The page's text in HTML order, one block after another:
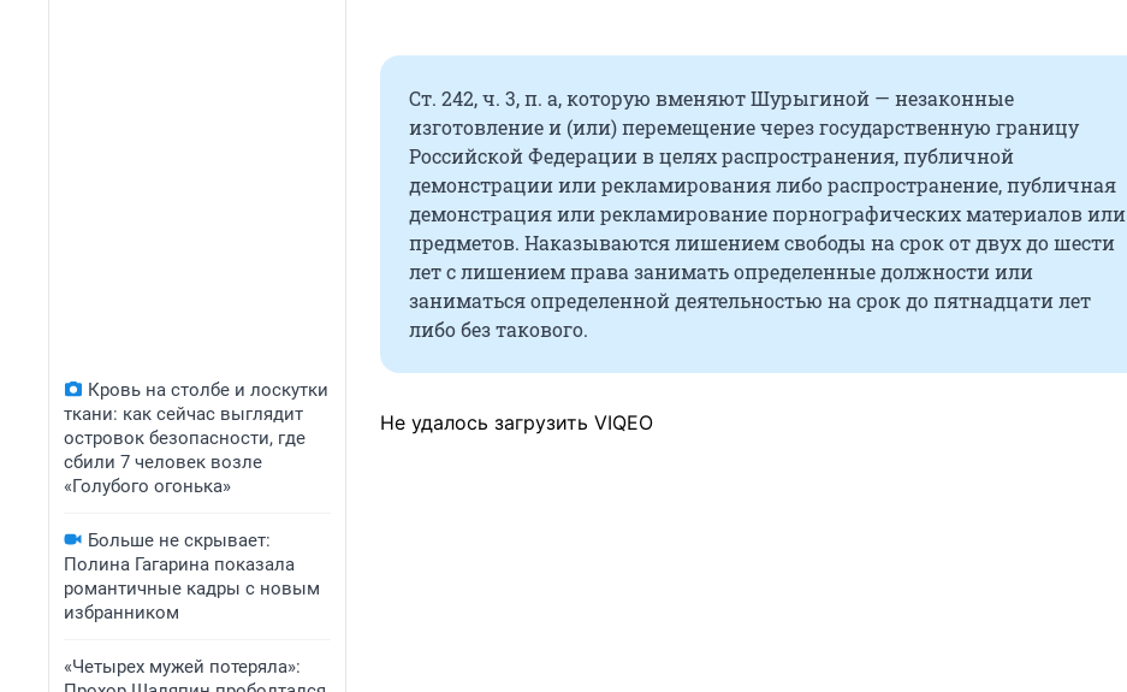
Кровь на столбе и лоскутки
ткани: как сейчас выглядит
островок безопасности, где
сбили 7 человек возле
«Голубого огонька»
Больше не скрывает:
Полина Гагарина показала
романтичные кадры с новым
избранником
«Четырех мужей потеряла»:
Ст. 242, ч. 3, п. а, которую вменяют Шурыгиной — незаконные
изготовление и (или) перемещение через государственную границу
Российской Федерации в целях распространения, публичной
демонстрации или рекламирования либо распространение, публичная
демонстрация или рекламирование порнографических материалов или
предметов. Наказываются лишением свободы на срок от двух до шести
лет с лишением права занимать определенные должности или
заниматься определенной деятельностью на срок до пятнадцати лет
либо без такового.
Не удалось загрузить VIQEO